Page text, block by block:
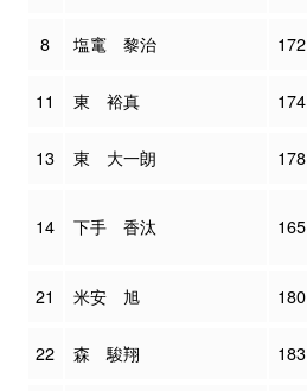
8 塩竃 黎治 172
11 東 裕真 174
13 東 大一朗 178
14 下手 香汰 165
21 米安 旭 180
22 森 駿翔 183